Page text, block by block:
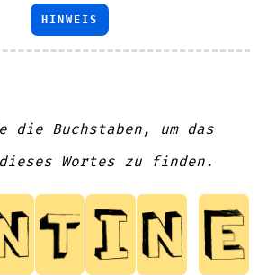
HINWEIS
die Buchstaben, um das
dieses Wortes zu finden.